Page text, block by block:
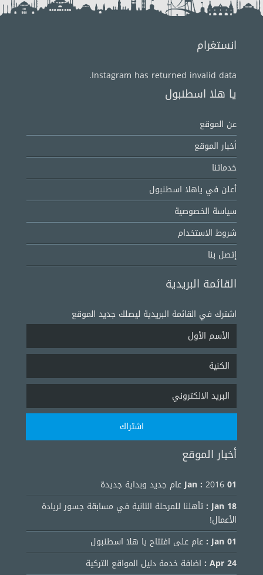
انستغرام
Instagram has returned invalid data.
يا هلا اسطنبول
عن الموقع
أخبار الموقع
خدماتنا
أعلن في ياهلا اسطنبول
سياسة الخصوصية
شروط الاستخدام
إتصل بنا
القائمة البريدية
اشترك في القائمة البريدية ليصلك جديد الموقع
أخبار الموقع
01 Jan :2016 عام جديد وبداية جديدة
18 Jan :
تأهلنا للمرحلة الثانية في مسابقة جسور لريادة
الأعمال!
01 Jan :
عام على افتتاح يا هلا اسطنبول
24 Apr :
اضافة خدمة دليل المواقع التركية